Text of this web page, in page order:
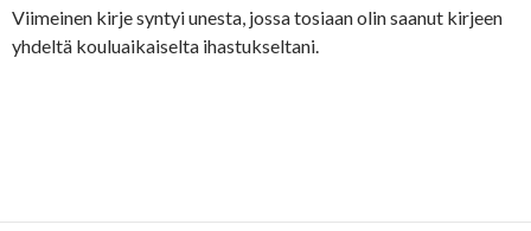
Viimeinen kirje syntyi unesta, jossa tosiaan olin saanut kirjeen
yhdeltä kouluaikaiselta ihastukseltani.